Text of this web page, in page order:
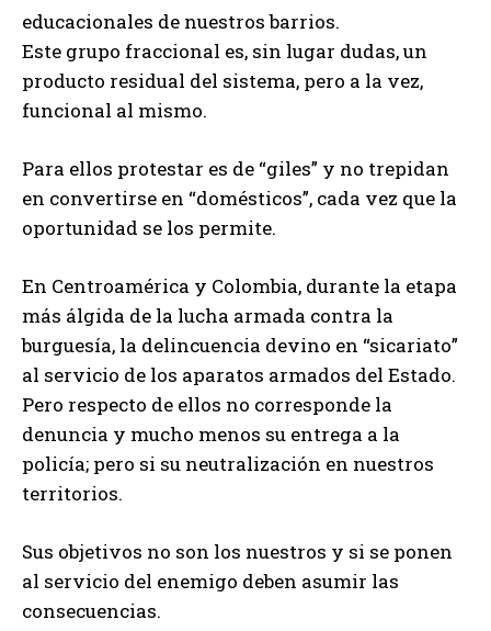
educacionales de nuestros barrios.
Este grupo fraccional es, sin lugar dudas, un
producto residual del sistema, pero a la vez,
funcional al mismo.
Para ellos protestar es de “giles” y no trepidan
en convertirse en “domésticos”, cada vez que la
oportunidad se los permite.
En Centroamérica y Colombia, durante la etapa
más álgida de la lucha armada contra la
burguesía, la delincuencia devino en “sicariato”
al servicio de los aparatos armados del Estado.
Pero respecto de ellos no corresponde la
denuncia y mucho menos su entrega a la
policía; pero si su neutralización en nuestros
territorios.
Sus objetivos no son los nuestros y si se ponen
al servicio del enemigo deben asumir las
consecuencias.